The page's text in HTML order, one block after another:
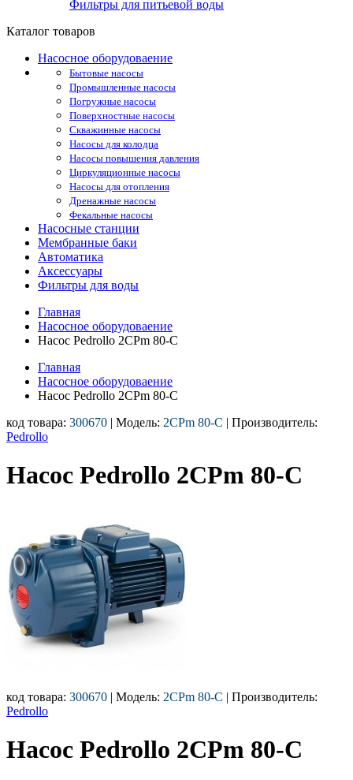
Фильтры для питьевой воды
Каталог товаров
Насосное оборудоваение
Бытовые насосы
Промышленные насосы
Погружные насосы
Поверхностные насосы
Скважинные насосы
Насосы для колодца
Насосы повышения давления
Циркуляционные насосы
Насосы для отопления
Дренажные насосы
Фекальные насосы
Насосные станции
Мембранные баки
Автоматика
Аксессуары
Фильтры для воды
Главная
Насосное оборудоваение
Насос Pedrollo 2CPm 80-C
Главная
Насосное оборудоваение
Насос Pedrollo 2CPm 80-C
код товара: 300670 | Модель: 2CPm 80-C | Производитель:
Pedrollo
Насос Pedrollo 2CPm 80-C
код товара: 300670 | Модель: 2CPm 80-C | Производитель:
Pedrollo
Насос Pedrollo 2CPm 80-C